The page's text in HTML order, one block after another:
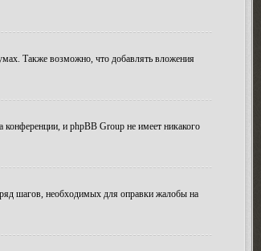
Также возможно, что добавлять вложения
и phpBB Group не имеет никакого
шагов, необходимых для оправки жалобы на